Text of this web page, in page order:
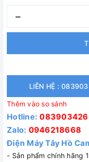
–
LIÊN HỆ :
Thêm vào so sánh
Hotline:
Zalo: 0946218668
Điện Máy Tây Hồ
- Sản phẩm chính hãng